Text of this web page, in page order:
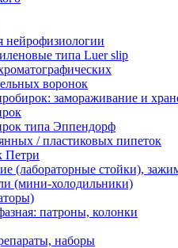
типа Luer slip
воронок
замораживание и
типа Эппендорф
/ пластиковых пипеток
Петри
(лабораторные стойки),
(мини-холодильники)
патроны, колонки
наборы